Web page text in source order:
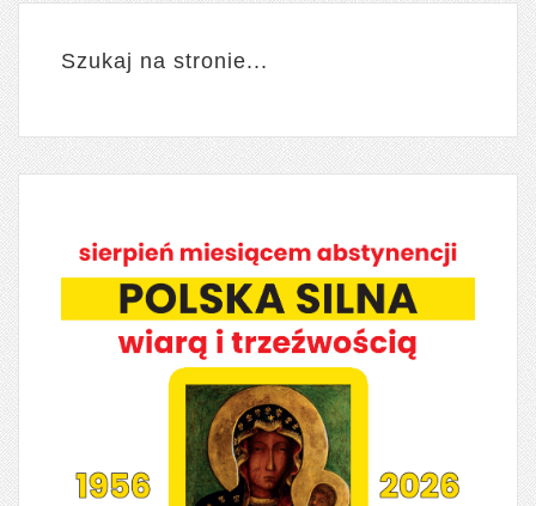
Szukaj na stronie...